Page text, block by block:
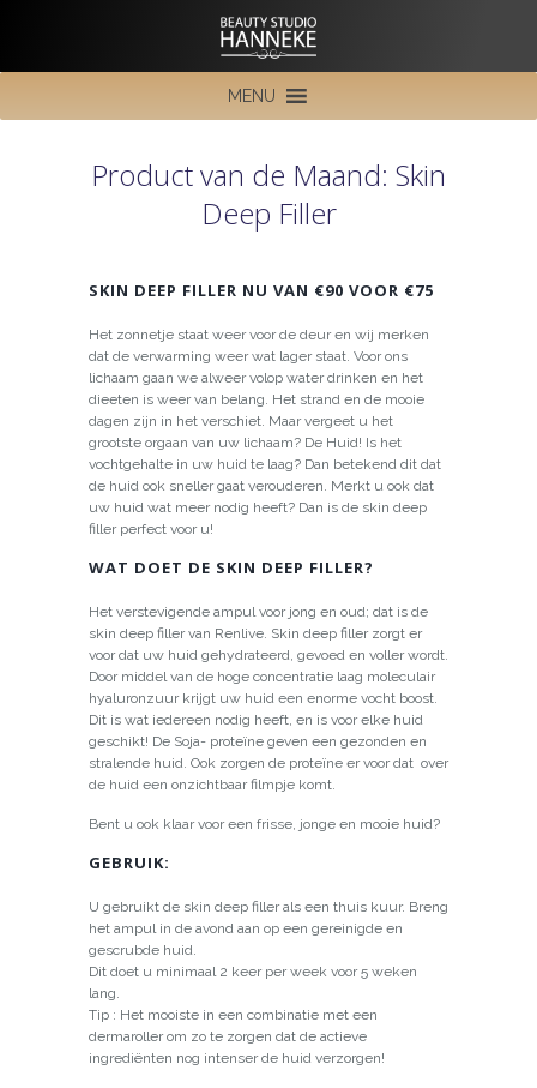
MENU
Product van de Maand: Skin
Deep Filler
SKIN DEEP FILLER NU VAN €90 VOOR €75
Het zonnetje staat weer voor de deur en wij merken
dat de verwarming weer wat lager staat. Voor ons
lichaam gaan we alweer volop water drinken en het
dieeten is weer van belang. Het strand en de mooie
dagen zijn in het verschiet. Maar vergeet u het
grootste orgaan van uw lichaam? De Huid! Is het
vochtgehalte in uw huid te laag? Dan betekend dit dat
de huid ook sneller gaat verouderen. Merkt u ook dat
uw huid wat meer nodig heeft? Dan is de skin deep
filler perfect voor u!
WAT DOET DE SKIN DEEP FILLER?
Het verstevigende ampul voor jong en oud; dat is de
skin deep filler van Renlive. Skin deep filler zorgt er
voor dat uw huid gehydrateerd, gevoed en voller wordt.
Door middel van de hoge concentratie laag moleculair
hyaluronzuur krijgt uw huid een enorme vocht boost.
Dit is wat iedereen nodig heeft, en is voor elke huid
geschikt! De Soja- proteïne geven een gezonden en
stralende huid. Ook zorgen de proteïne er voor dat over
de huid een onzichtbaar filmpje komt.
Bent u ook klaar voor een frisse, jonge en mooie huid?
GEBRUIK:
U gebruikt de skin deep filler als een thuis kuur. Breng
het ampul in de avond aan op een gereinigde en
gescrubde huid.
Dit doet u minimaal 2 keer per week voor 5 weken
lang.
Tip : Het mooiste in een combinatie met een
dermaroller om zo te zorgen dat de actieve
ingrediënten nog intenser de huid verzorgen!